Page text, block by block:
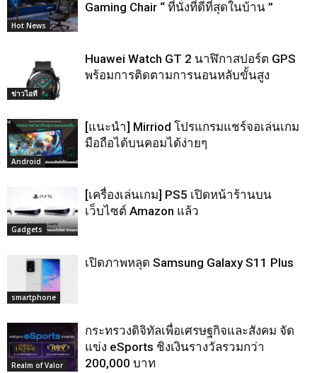
Hot News
Gaming Chair “ ที่นั่งที่ดีที่สุดในบ้าน ”
ข่าวไอที
Huawei Watch GT 2 นาฬิกาสปอร์ต GPS
พร้อมการติดตามการนอนหลับขั้นสูง
Android
[แนะนำ] Mirriod โปรแกรมแชร์จอเล่นเกม
มือถือได้บนคอมได้ง่ายๆ
Gadgets
[เครื่องเล่นเกม] PS5 เปิดหน้าร้านบน
เว็บไซต์ Amazon แล้ว
smartphone
เปิดภาพหลุด Samsung Galaxy S11 Plus
Realm of Valor
กระทรวงดิจิทัลเพื่อเศรษฐกิจและสังคม จัด
แข่ง eSports ชิงเงินรางวัลรวมกว่า
200,000 บาท